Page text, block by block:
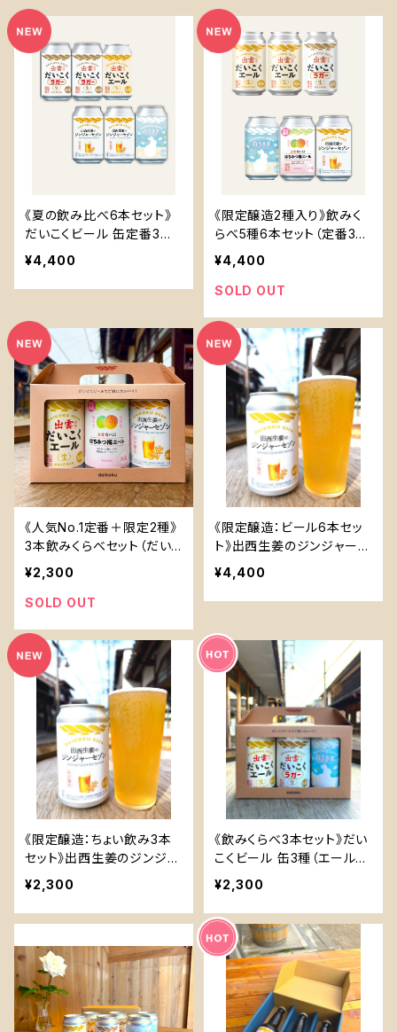
《夏の飲み比べ6本セット》
だいこくビール 缶定番3種
と限定の出西生姜のジンジ
ャーセゾンが飲み比べでき
るセット
¥4,400
《限定醸造2種入り》飲みく
らべ5種6本セット（定番3種
＋限定2種）
¥4,400
SOLD OUT
《人気No.1定番＋限定2種》
3本飲みくらべセット（だい
こくエール・はちみつ梅エー
ル・出西生姜のジンジャーセ
ゾン）
¥2,300
SOLD OUT
《限定醸造：ビール6本セッ
ト》出西生姜のジンジャーセ
ゾン 缶6本
¥4,400
《限定醸造：ちょい飲み3本
セット》出西生姜のジンジャ
ーセゾン 缶3本
¥2,300
《飲みくらべ3本セット》だい
こくビール 缶3種（エール・
ラガー・白うさぎ）
¥2,300